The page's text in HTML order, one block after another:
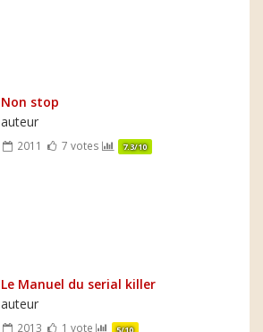
Non stop
auteur
2011 7 votes 7.3/10
Le Manuel du serial killer
auteur
2013 1 vote 5/10